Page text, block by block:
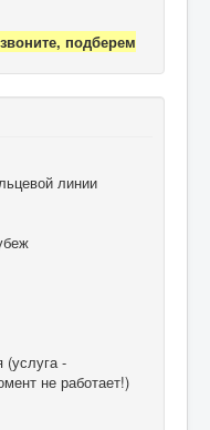
подберем
линии
(услуга -
не работает!)